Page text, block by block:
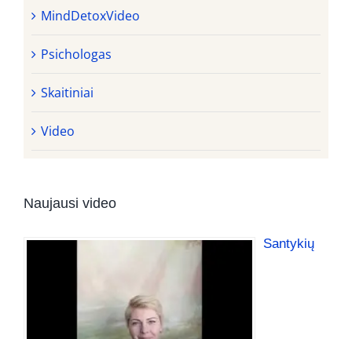
MindDetoxVideo
Psichologas
Skaitiniai
Video
Naujausi video
Santykių